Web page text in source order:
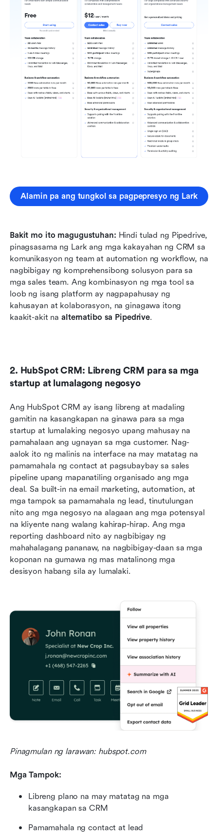
Alamin pa ang tungkol sa pagpepresyo ng Lark
Bakit mo ito magugustuhan: Hindi tulad ng Pipedrive,
pinagsasama ng Lark ang mga kakayahan ng CRM sa
komunikasyon ng team at automation ng workflow, na
nagbibigay ng komprehensibong solusyon para sa
mga sales team. Ang kombinasyon ng mga tool sa
loob ng isang platform ay nagpapahusay ng
kahusayan at kolaborasyon, na ginagawa itong
kaakit-akit na alternatibo sa Pipedrive.
2. HubSpot CRM: Libreng CRM para sa mga
startup at lumalagong negosyo
Ang HubSpot CRM ay isang libreng at madaling
gamitin na kasangkapan na ginawa para sa mga
startup at lumalaking negosyo upang mahusay na
pamahalaan ang ugnayan sa mga customer. Nag-
aalok ito ng malinis na interface na may matatag na
pamamahala ng contact at pagsubaybay sa sales
pipeline upang mapanatiling organisado ang mga
deal. Sa built-in na email marketing, automation, at
mga tampok sa pamamahala ng lead, tinutulungan
nito ang mga negosyo na alagaan ang mga potensyal
na kliyente nang walang kahirap-hirap. Ang mga
reporting dashboard nito ay nagbibigay ng
mahahalagang pananaw, na nagbibigay-daan sa mga
koponan na gumawa ng mas matalinong mga
desisyon habang sila ay lumalaki.
Pinagmulan ng larawan: hubspot.com
Mga Tampok:
Libreng plano na may matatag na mga
kasangkapan sa CRM
Pamamahala ng contact at lead